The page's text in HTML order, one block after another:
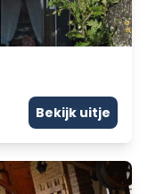
Bekijk uitje